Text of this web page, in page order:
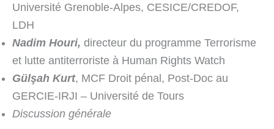
Université Grenoble-Alpes, CESICE/CREDOF,
LDH
Nadim Houri, directeur du programme Terrorisme
et lutte antiterroriste à Human Rights Watch
Gülşah Kurt, MCF Droit pénal, Post-Doc au
GERCIE-IRJI – Université de Tours
Discussion générale